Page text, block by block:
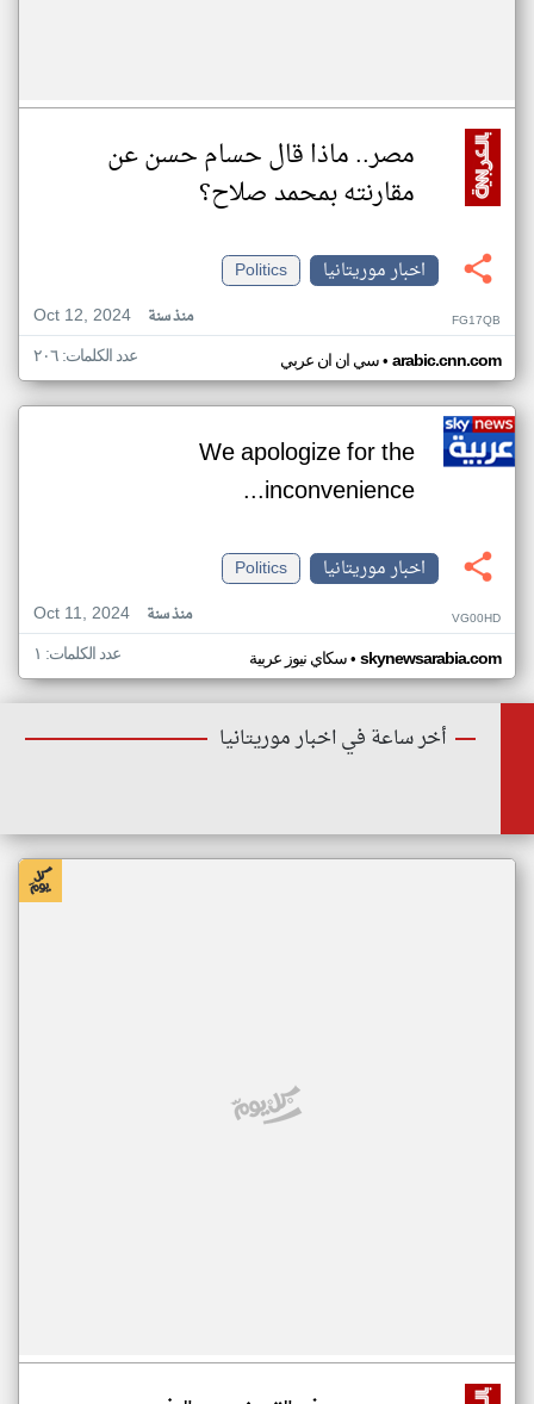
مصر.. ماذا قال حسام حسن عن
مقارنته بمحمد صلاح؟
اخبار موريتانيا
Politics
Oct 12, 2024
منذ سنة FG17QB
سي ان ان عربي• arabic.cnn.com عدد الكلمات: ٢٠٦
We apologize for the
inconvenience...
اخبار موريتانيا
Politics
Oct 11, 2024
منذ سنة VG00HD
سكاي نيوز عربية• skynewsarabia.com عدد الكلمات: ١
أخر ساعة في اخبار موريتانيا